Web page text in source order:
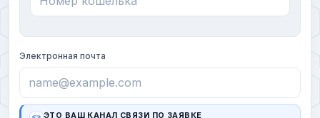
Электронная почта
ЭТО ВАШ КАНАЛ СВЯЗИ ПО ЗАЯВКЕ